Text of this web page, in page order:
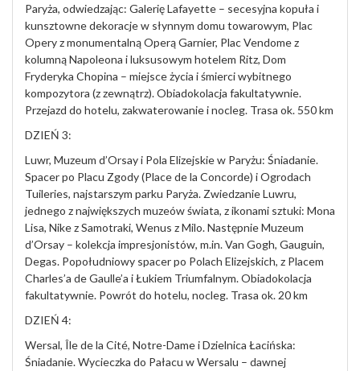
Paryża, odwiedzając: Galerię Lafayette – secesyjna kopuła i
kunsztowne dekoracje w słynnym domu towarowym, Plac
Opery z monumentalną Operą Garnier, Plac Vendome z
kolumną Napoleona i luksusowym hotelem Ritz, Dom
Fryderyka Chopina – miejsce życia i śmierci wybitnego
kompozytora (z zewnątrz). Obiadokolacja fakultatywnie.
Przejazd do hotelu, zakwaterowanie i nocleg. Trasa ok. 550 km
DZIEŃ 3:
Luwr, Muzeum d’Orsay i Pola Elizejskie w Paryżu: Śniadanie.
Spacer po Placu Zgody (Place de la Concorde) i Ogrodach
Tuileries, najstarszym parku Paryża. Zwiedzanie Luwru,
jednego z największych muzeów świata, z ikonami sztuki: Mona
Lisa, Nike z Samotraki, Wenus z Milo. Następnie Muzeum
d’Orsay – kolekcja impresjonistów, m.in. Van Gogh, Gauguin,
Degas. Popołudniowy spacer po Polach Elizejskich, z Placem
Charles’a de Gaulle’a i Łukiem Triumfalnym. Obiadokolacja
fakultatywnie. Powrót do hotelu, nocleg. Trasa ok. 20 km
DZIEŃ 4:
Wersal, Île de la Cité, Notre-Dame i Dzielnica Łacińska:
Śniadanie. Wycieczka do Pałacu w Wersalu – dawnej